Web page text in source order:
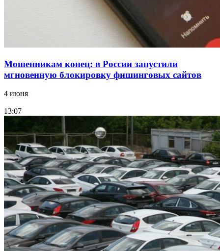
Мошенникам конец: в России запустили
мгновенную блокировку фишинговых сайтов
4 июня
13:07